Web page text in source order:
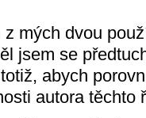
mých dvou
jsem se
abych
autora těchto